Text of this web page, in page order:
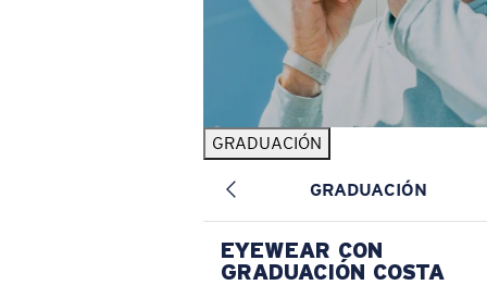
GRADUACIÓN
GRADUACIÓN
EYEWEAR CON
GRADUACIÓN COSTA